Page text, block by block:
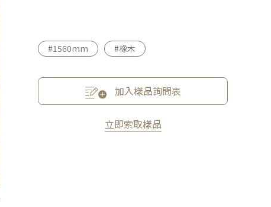
#1560mm #橡木
加入樣品詢問表
立即索取樣品